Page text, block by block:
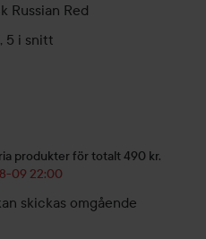
Russian Red
, 5 i snitt
produkter för totalt 490 kr.
09 22:00
skickas omgående